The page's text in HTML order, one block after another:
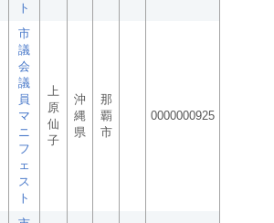
ト
市
議
会
議
員
マ
ニ
フ
ェ
ス
ト
上
原
仙
子
沖
縄
県
那
覇
市
0000000925